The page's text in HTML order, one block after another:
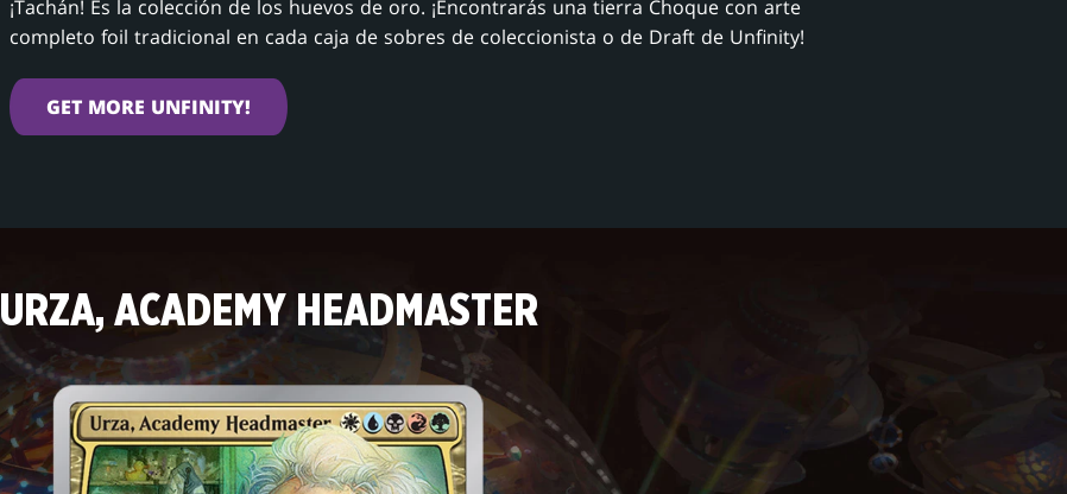
¡Tachán! Es la colección de los huevos de oro. ¡Encontrarás una tierra Choque con arte
completo foil tradicional en cada caja de sobres de coleccionista o de Draft de Unfinity!
GET MORE UNFINITY!
URZA, ACADEMY HEADMASTER